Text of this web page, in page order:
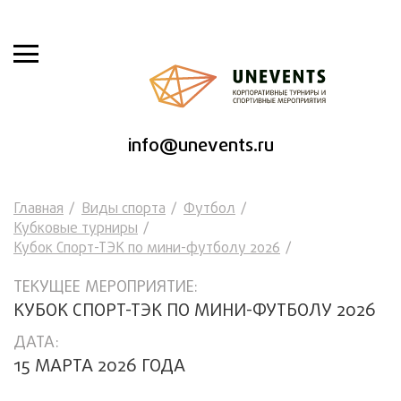
info@unevents.ru
Главная Виды спорта
Футбол
Кубковые турниры
Кубок Спорт-ТЭК по мини-футболу 2026
ТЕКУЩЕЕ МЕРОПРИЯТИЕ:
КУБОК СПОРТ-ТЭК ПО МИНИ-ФУТБОЛУ 2026
ДАТА:
15 МАРТА 2026 ГОДА